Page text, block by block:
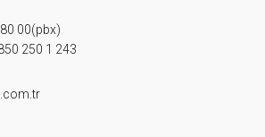
00(pbx)
250 1 243